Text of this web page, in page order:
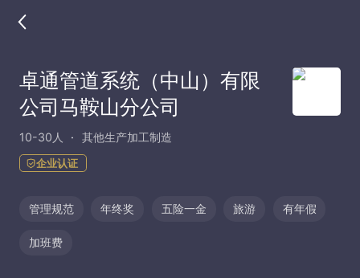
卓通管道系统（中山）有限
公司马鞍山分公司
10-30人 其他生产加工制造
企业认证
管理规范 年终奖 五险一金 旅游 有年假
加班费